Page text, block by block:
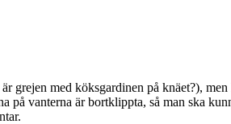
grejen med köksgardinen på knäet?),
på vanterna är bortklippta, så man ska